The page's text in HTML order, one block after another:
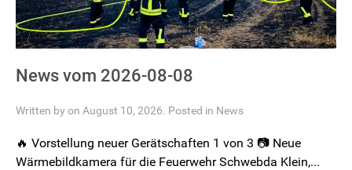
News vom 2026-08-08
Written by on August 10, 2026. Posted in News
🔥 Vorstellung neuer Gerätschaften 1 von 3 📷 Neue
Wärmebildkamera für die Feuerwehr Schwebda Klein,...